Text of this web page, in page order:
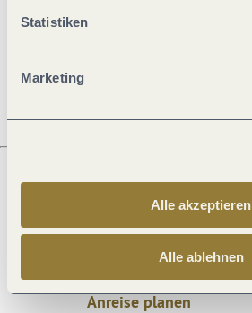
Statistiken
Marketing
Alle akzeptieren
Alle ablehnen
Öffnungszeiten
Was möchtest du als nächstes tun?
Anreise planen